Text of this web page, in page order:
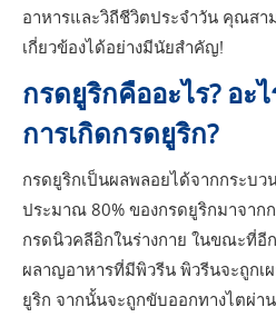
อาหารและวิถีชีวิตประจำวัน คุณสา
เกี่ยวข้องได้อย่างมีนัยสำคัญ!
กรดยูริกคืออะไร? อะ
การเกิดกรดยูริก?
กรดยูริกเป็นผลพลอยได้จากกระบว
ประมาณ 80% ของกรดยูริกมาจาก
กรดนิวคลีอิกในร่างกาย ในขณะที่อีก
ผลาญอาหารที่มีพิวรีน พิวรีนจะถูกเ
ยูริก จากนั้นจะถูกขับออกทางไตผ่า